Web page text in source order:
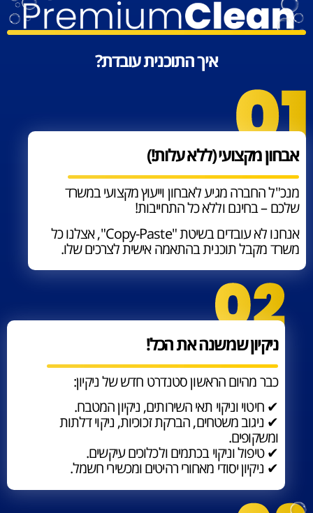
איך התוכנית עובדת?
אבחון מקצועי (ללא עלות!)
מנכ"ל החברה מגיע לאבחון וייעוץ מקצועי במשרד
שלכם – בחינם וללא כל התחייבות!
אנחנו לא עובדים בשיטת "Copy-Paste", אצלנו כל
משרד מקבל תוכנית בהתאמה אישית לצרכים שלו.
ניקיון שמשנה את הכל!
כבר מהיום הראשון סטנדרט חדש של ניקיון:
✔ חיטוי וניקוי תאי השירותים, ניקיון המטבח.
✔ ניגוב משטחים, הברקת זכוכיות, ניקוי דלתות
ומשקופים.
✔ טיפול וניקוי בכתמים ולכלוכים עיקשים.
✔ ניקיון יסודי מאחורי רהיטים ומכשירי חשמל.